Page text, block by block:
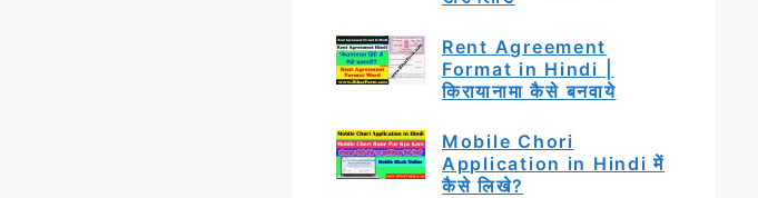
Rent Agreement
Format in Hindi |
किरायानामा कैसे बनवाये
Mobile Chori
Application in Hindi में
कैसे लिखे?